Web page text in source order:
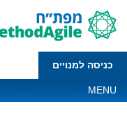
כניסה למנויים
MENU